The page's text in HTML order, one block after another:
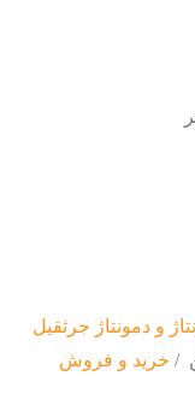
و دمونتاژ جرثقیل
/ خرید و فروش